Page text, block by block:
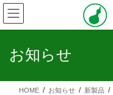
コ
ン
テ
ス
ナ
ビ
ゲ
ン
お知らせ
HOME お知らせ 新製品